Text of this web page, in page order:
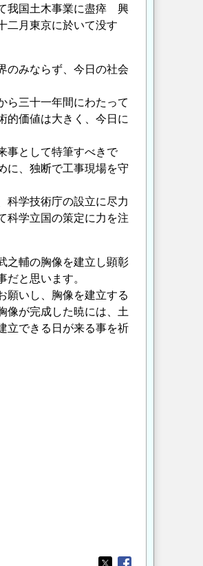
我国土木事業に盡瘁 興
二月東京に於いて没す
のみならず、今日の社会
ら三十一年間にわたって
的価値は大きく、今日に
事として特筆すべきで
に、独断で工事現場を守
科学技術庁の設立に尽力
科学立国の策定に力を注
之輔の胸像を建立し顕彰
と思います。
願いし、胸像を建立する
像が完成した暁には、土
立できる日が来る事を祈